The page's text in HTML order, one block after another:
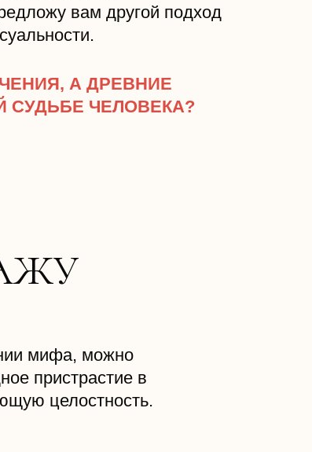
А ДРЕВНИЕ
ЧЕЛОВЕКА?
вам другой подход
мифа, можно
пристрастие в
целостность.